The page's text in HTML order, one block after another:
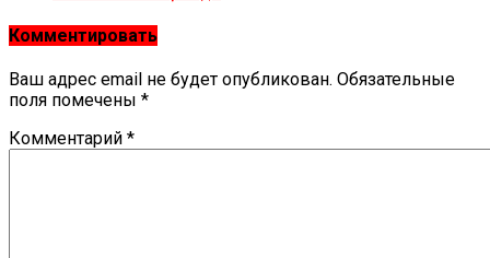
Комментировать
Ваш адрес email не будет опубликован. Обязательные
поля помечены *
Комментарий *